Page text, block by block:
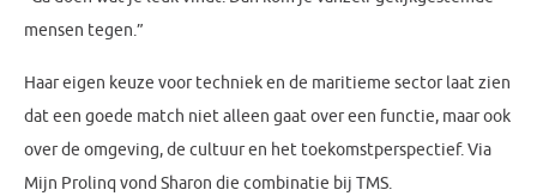
mensen tegen.”
Haar eigen keuze voor techniek en de maritieme sector laat zien
dat een goede match niet alleen gaat over een functie, maar ook
over de omgeving, de cultuur en het toekomstperspectief. Via
Mijn Prolinq vond Sharon die combinatie bij TMS.